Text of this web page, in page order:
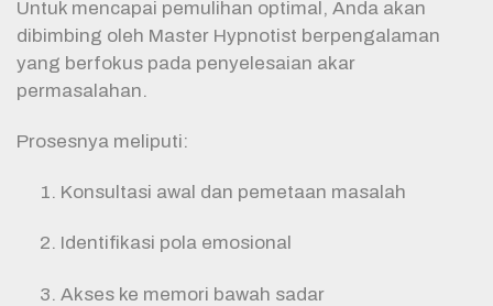
Untuk mencapai pemulihan optimal, Anda akan
dibimbing oleh Master Hypnotist berpengalaman
yang berfokus pada penyelesaian akar
permasalahan.
Prosesnya meliputi:
Konsultasi awal dan pemetaan masalah
Identifikasi pola emosional
Akses ke memori bawah sadar